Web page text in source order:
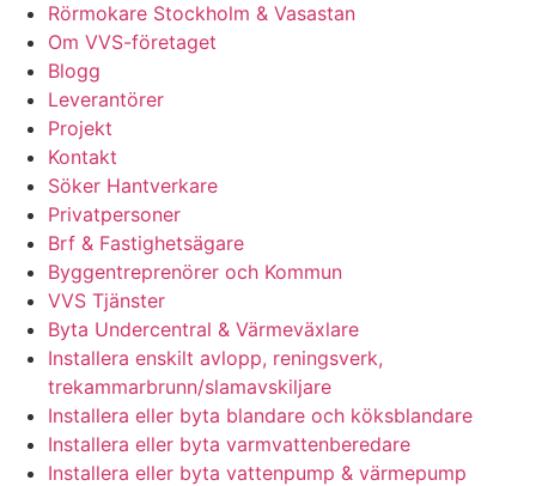
Rörmokare Stockholm & Vasastan
Om VVS-företaget
Blogg
Leverantörer
Projekt
Kontakt
Söker Hantverkare
Privatpersoner
Brf & Fastighetsägare
Byggentreprenörer och Kommun
VVS Tjänster
Byta Undercentral & Värmeväxlare
Installera enskilt avlopp, reningsverk,
trekammarbrunn/slamavskiljare
Installera eller byta blandare och köksblandare
Installera eller byta varmvattenberedare
Installera eller byta vattenpump & värmepump